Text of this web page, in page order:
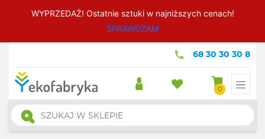
WYPRZEDAŻ! Ostatnie sztuki w najniższych cenach!
SPRAWDZAM
68 30 30 30 8
0
Wyszukiwarka
produktów